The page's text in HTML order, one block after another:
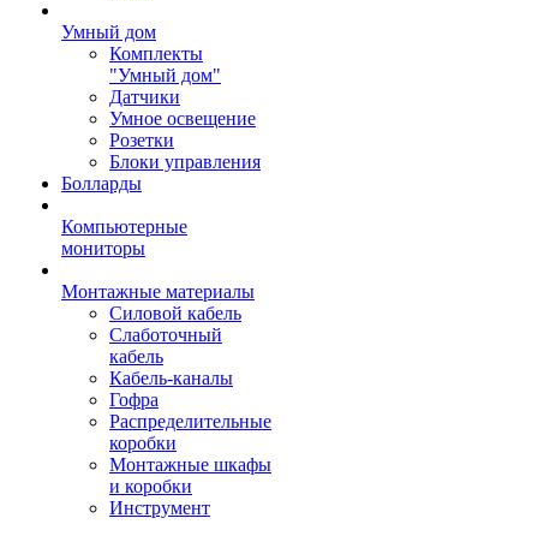
Умный дом
Комплекты
"Умный дом"
Датчики
Умное освещение
Розетки
Блоки управления
Болларды
Компьютерные
мониторы
Монтажные материалы
Силовой кабель
Слаботочный
кабель
Кабель-каналы
Гофра
Распределительные
коробки
Монтажные шкафы
и коробки
Инструмент